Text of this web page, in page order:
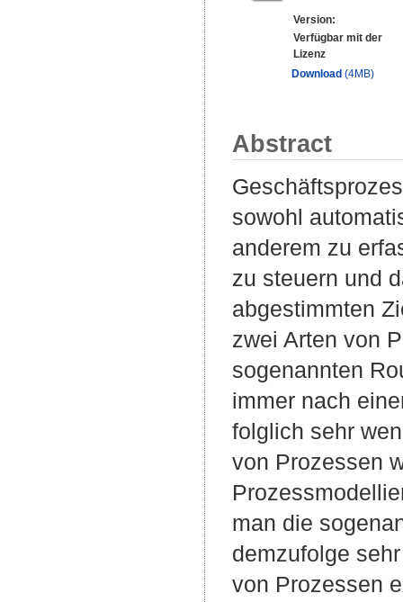
Version:
Verfügbar mit der
Lizenz
Download (4MB)
Abstract
sowohl
anderem zu
zu steuern und
abgestimmten
zwei Arten von
sogenannten
immer nach
folglich sehr
von Prozessen
man die
demzufolge
von Prozessen